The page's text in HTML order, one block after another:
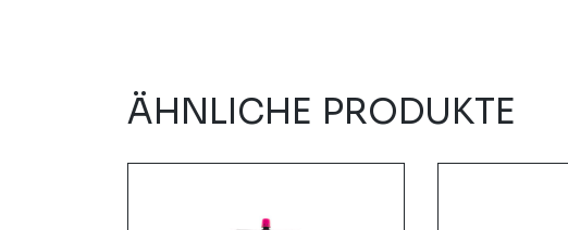
ÄHNLICHE PRODUKTE